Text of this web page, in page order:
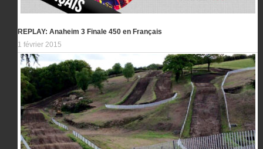
REPLAY: Anaheim 3 Finale 450 en Français
1 février 2015